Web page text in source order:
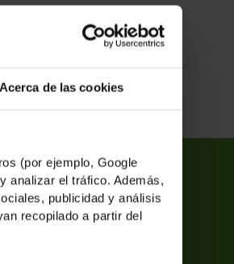
Acerca de las cookies
(por ejemplo, Google
analizar el tráfico. Además,
publicidad y análisis
recopilado a partir del